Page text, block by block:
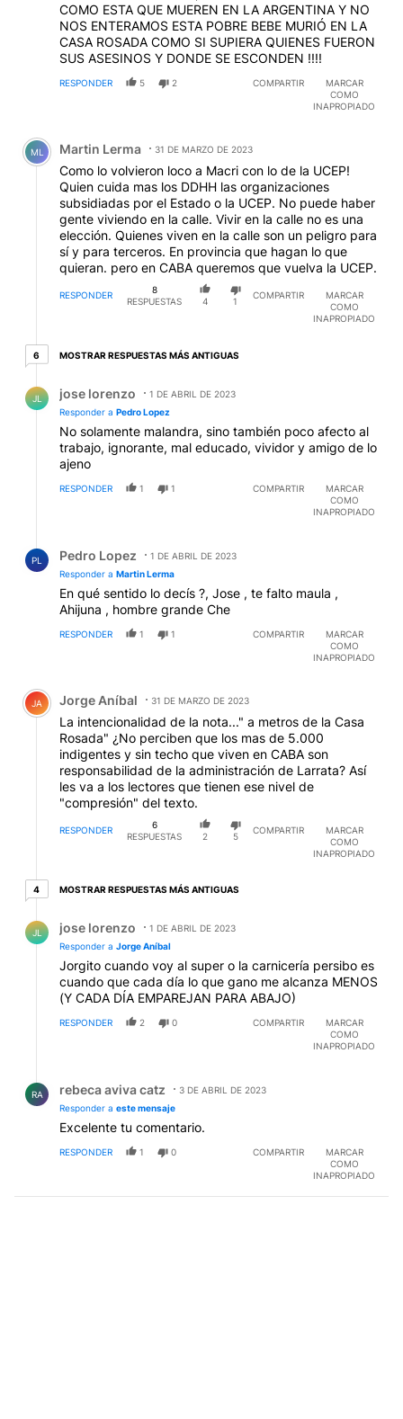
COMO ESTA QUE MUEREN EN LA ARGENTINA Y NO
NOS ENTERAMOS ESTA POBRE BEBE MURIÓ EN LA
CASA ROSADA COMO SI SUPIERA QUIENES FUERON
SUS ASESINOS Y DONDE SE ESCONDEN !!!!
RESPONDER 5 2 COMPARTIR
MARCAR
COMO
INAPROPIADO
Comentario de Martin Lerma.
ML Martin Lerma 31 DE MARZO DE 2023
Como lo volvieron loco a Macri con lo de la UCEP!
Quien cuida mas los DDHH las organizaciones
subsidiadas por el Estado o la UCEP. No puede haber
gente viviendo en la calle. Vivir en la calle no es una
elección. Quienes viven en la calle son un peligro para
sí y para terceros. En provincia que hagan lo que
quieran. pero en CABA queremos que vuelva la UCEP.
RESPONDER
8
RESPUESTAS
4 1
COMPARTIR
MARCAR
COMO
INAPROPIADO
66 respuestas más antiguas
MOSTRAR RESPUESTAS MÁS ANTIGUAS
JL jose lorenzo
1 DE ABRIL DE 2023
Responder a Pedro Lopez
No solamente malandra, sino también poco afecto al
trabajo, ignorante, mal educado, vividor y amigo de lo
ajeno
RESPONDER 1 1 COMPARTIR
MARCAR
COMO
INAPROPIADO
PL Pedro Lopez
1 DE ABRIL DE 2023
Responder a Martin Lerma
En qué sentido lo decís ?, Jose , te falto maula ,
Ahijuna , hombre grande Che
RESPONDER 1 1 COMPARTIR
MARCAR
COMO
INAPROPIADO
Comentario de Jorge Aníbal.
JA Jorge Aníbal 31 DE MARZO DE 2023
La intencionalidad de la nota..." a metros de la Casa
Rosada" ¿No perciben que los mas de 5.000
indigentes y sin techo que viven en CABA son
responsabilidad de la administración de Larrata? Así
les va a los lectores que tienen ese nivel de
"compresión" del texto.
RESPONDER
6
RESPUESTAS
2 5
COMPARTIR
MARCAR
COMO
INAPROPIADO
44 respuestas más antiguas
MOSTRAR RESPUESTAS MÁS ANTIGUAS
JL jose lorenzo
1 DE ABRIL DE 2023
Responder a Jorge Aníbal
Jorgito cuando voy al super o la carnicería persibo es
cuando que cada día lo que gano me alcanza MENOS
(Y CADA DÍA EMPAREJAN PARA ABAJO)
RESPONDER 2 0 COMPARTIR
MARCAR
COMO
INAPROPIADO
RA rebeca aviva catz
3 DE ABRIL DE 2023
Responder a este mensaje
Excelente tu comentario.
RESPONDER 1 0 COMPARTIR
MARCAR
COMO
INAPROPIADO